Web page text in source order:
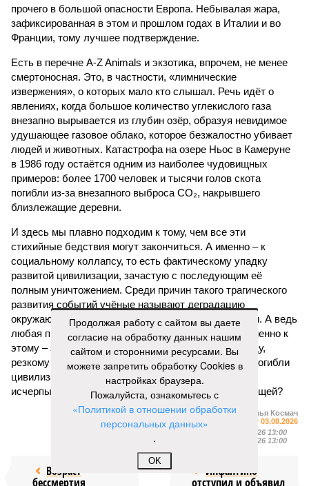
прочего в большой опасности Европа. Небывалая жара,
зафиксированная в этом и прошлом годах в Италии и во
Франции, тому лучшее подтверждение.
Есть в перечне A-Z Animals и экзотика, впрочем, не менее
смертоносная. Это, в частности, «лимнические
извержения», о которых мало кто слышал. Речь идёт о
явлениях, когда большое количество углекислого газа
внезапно вырывается из глубин озёр, образуя невидимое
удушающее газовое облако, которое безжалостно убивает
людей и животных. Катастрофа на озере Ньос в Камеруне
в 1986 году остаётся одним из наиболее чудовищных
примеров: более 1700 человек и тысячи голов скота
погибли из-за внезапного выброса CO₂, накрывшего
близлежащие деревни.
И здесь мы плавно подходим к тому, чем все эти
стихийные бедствия могут закончиться. А именно – к
социальному коллапсу, то есть фактическому упадку
развитой цивилизации, зачастую с последующим её
полным уничтожением. Среди причин такого трагического
развития событий учёные называют деградацию
окружающей среды, истощение ресурсов и болезни. А ведь
любая природная катастрофа непременно ведёт именно к
этому – экономическому кризису, эпидемиям, голоду,
резкому сокращению численности населения. Так погибли
цивилизации шумеров, майя, кхмеров – список не
исчерпывающий. Какая цивилизация будет следующей?
Илья Космач
Газета«Наша версия» №29 от 03.08.2026
Опубликовано:
05.08.2026 13:00
Отредактировано:
05.08.2026 13:00
Возраст
бессмертия
Инфантино
отступил и объявил
Продолжая работу с сайтом вы даете
согласие на обработку данных нашим
сайтом и сторонними ресурсами. Вы
можете запретить обработку Cookies в
настройках браузера.
Пожалуйста, ознакомьтесь с
«Политикой в отношении обработки
персональных данных»
.
OK